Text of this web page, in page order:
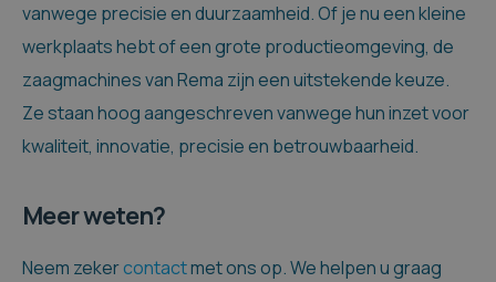
vanwege precisie en duurzaamheid. Of je nu een kleine
werkplaats hebt of een grote productieomgeving, de
zaagmachines van Rema zijn een uitstekende keuze.
Ze staan hoog aangeschreven vanwege hun inzet voor
kwaliteit, innovatie, precisie en betrouwbaarheid.
Meer weten?
Neem zekercontactmet ons op. We helpen u graag